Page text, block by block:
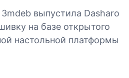
выпустила Dasharo
на базе открытого
настольной платформы